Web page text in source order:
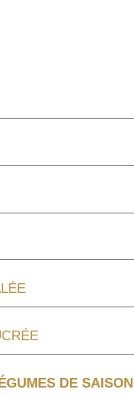
DE SAISON